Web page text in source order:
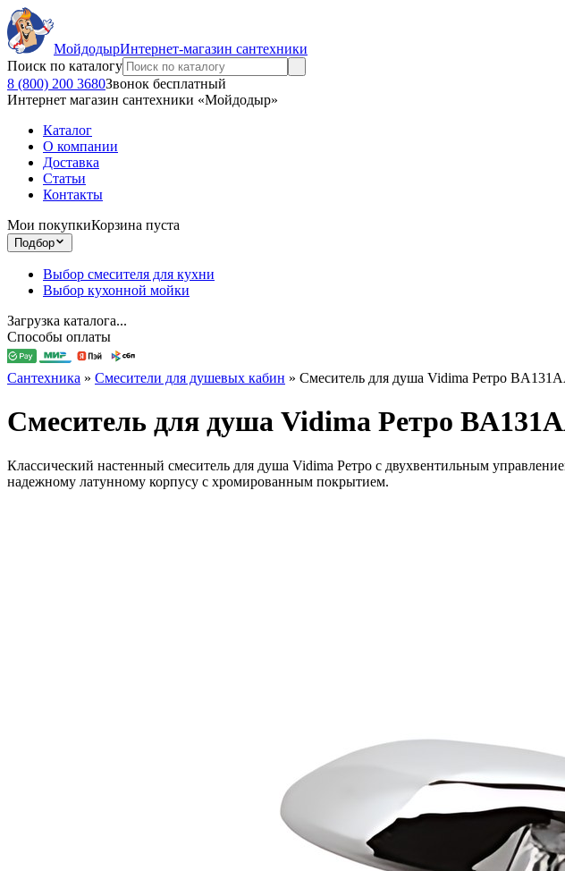
МойдодырИнтернет-магазин сантехники
Поиск по каталогу
8 (800) 200 3680Звонок бесплатный
Интернет магазин сантехники «Мойдодыр»
Каталог
О компании
Доставка
Статьи
Контакты
Мои покупкиКорзина пуста
Подбор
Выбор смесителя для кухни
Выбор кухонной мойки
Загрузка каталога...
Способы оплаты
Сантехника » Смесители для душевых кабин » Смеситель для душа Vidima Ретро
Смеситель для душа Vidima Ретро
Классический настенный смеситель для душа Vidima Ретро с двухвентильным
надежному латунному корпусу с хромированным покрытием.